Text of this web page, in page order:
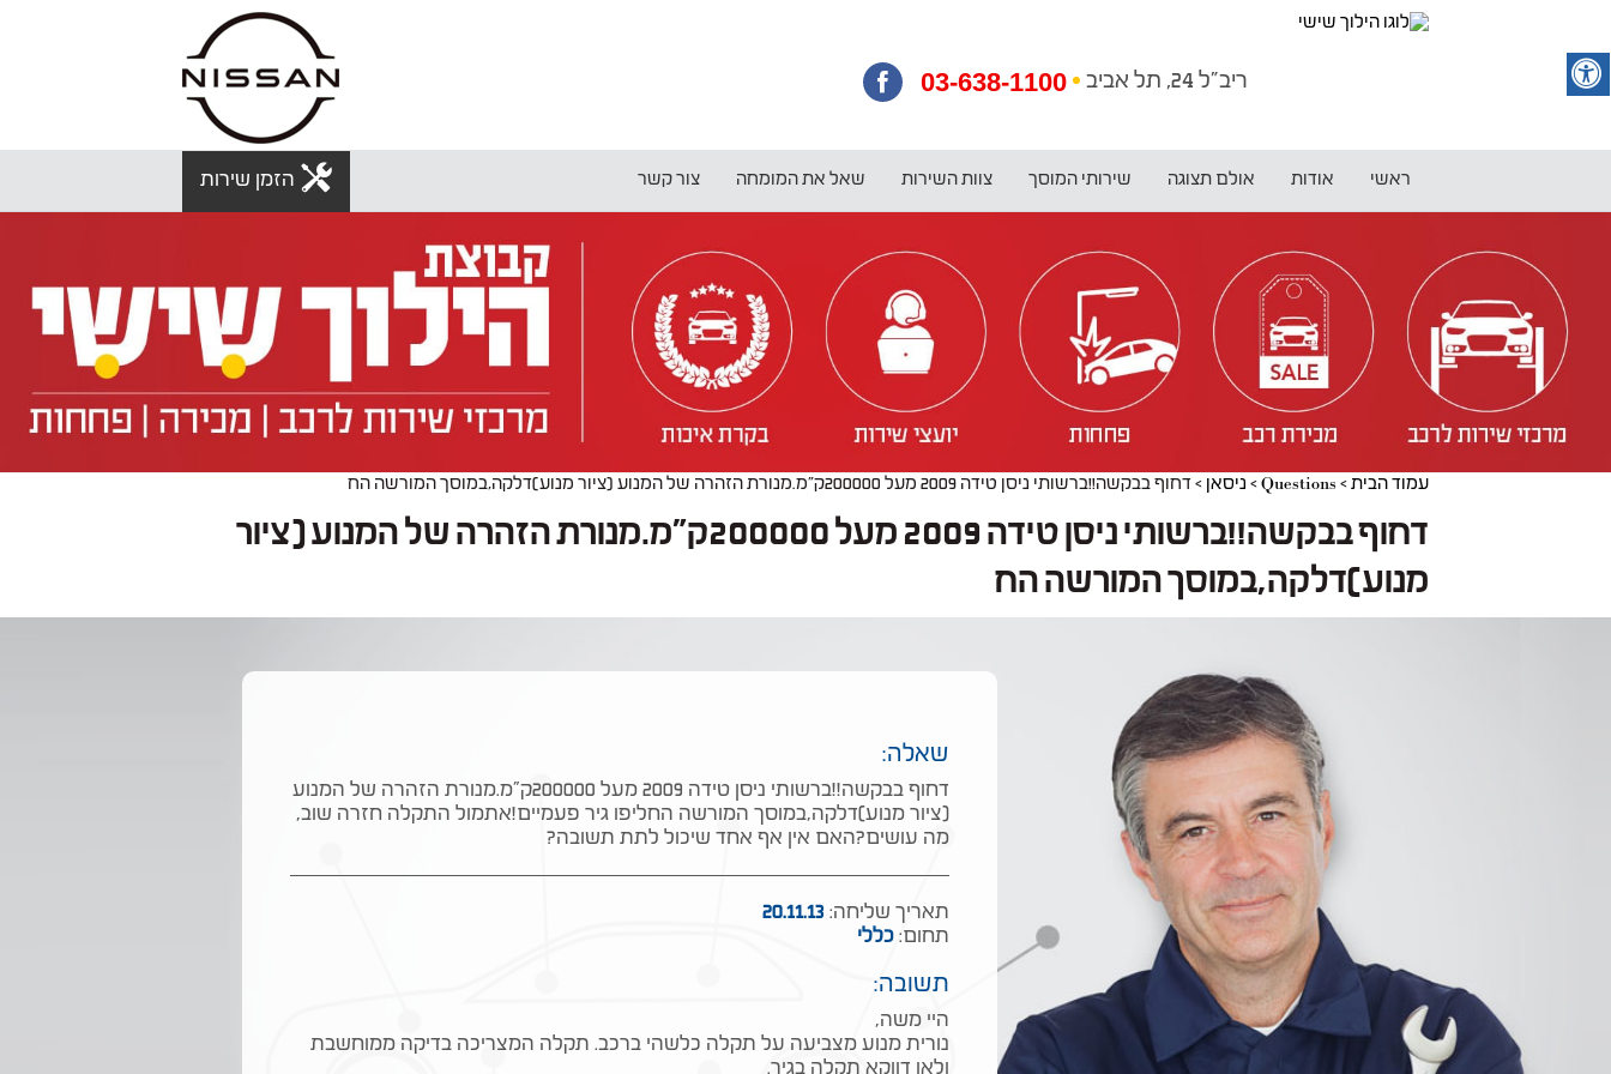
03-638-1100 ריב"ל 24, תל אביב
ראשי אודות אולם תצוגה שירותי המוסך צוות השירות שאל את המומחה צור קשר הזמן שירות
עמוד הבית>
Questions
> ניסאן >דחוף בבקשה!!ברשותי ניסן טידה 2009 מעל 200000ק"מ.מנורת הזהרה של המנוע (ציור מנוע)דלקה,במוסך המורשה הח
דחוף בבקשה!!ברשותי ניסן טידה 2009 מעל 200000ק"מ.מנורת הזהרה של המנוע (ציור
מנוע)דלקה,במוסך המורשה הח
שאלה:
דחוף בבקשה!!ברשותי ניסן טידה 2009 מעל 200000ק"מ.מנורת הזהרה של המנוע
(ציור מנוע)דלקה,במוסך המורשה החליפו גיר פעמיים!אתמול התקלה חזרה שוב,
מה עושים?האם אין אף אחד שיכול לתת תשובה?
תאריך שליחה: 20.11.13
תחום:כללי
תשובה:
היי משה,
נורית מנוע מצביעה על תקלה כלשהי ברכב. תקלה המצריכה בדיקה ממוחשבת